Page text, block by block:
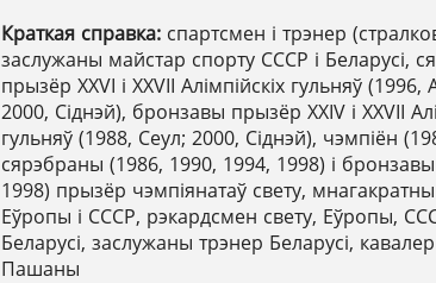
Краткая справка: спартсмен і трэнер
заслужаны майстар спорту СССР і Беларусі,
прызёр ХХVІ і ХХVІІ Алімпійскіх гульняў (1996,
2000, Сіднэй), бронзавы прызёр ХХІV і ХХVІІ
гульняў (1988, Сеул; 2000, Сіднэй), чэмпіён
сярэбраны (1986, 1990, 1994, 1998) і
1998) прызёр чэмпіянатаў свету,
Еўропы і СССР, рэкардсмен свету, Еўропы,
Беларусі, заслужаны трэнер Беларусі,
Пашаны